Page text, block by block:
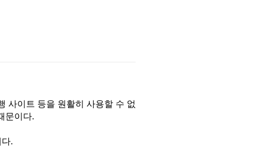
사이트 등을 원활히 사용할 수 없
문이다.
.